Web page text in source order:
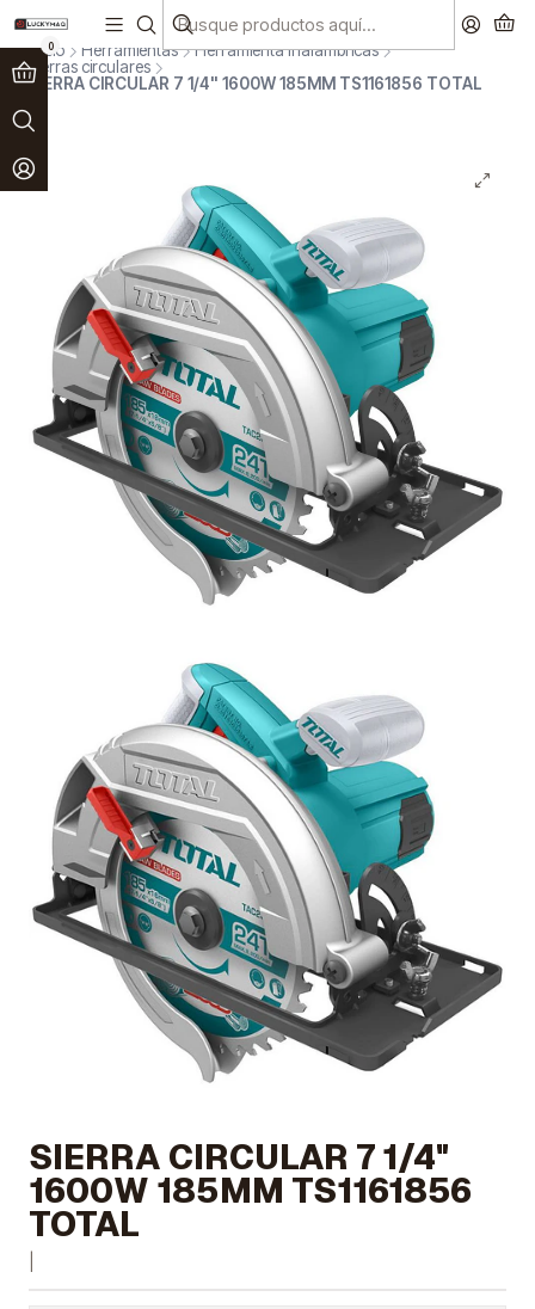
0
Paga en 3 cuotas sin interés! Ver más
Inicio Herramientas
Herramienta Inalámbricas
Sierras circulares
SIERRA CIRCULAR 7 1/4" 1600W 185MM TS1161856 TOTAL
SIERRA CIRCULAR 7 1/4"
1600W 185MM TS1161856
TOTAL